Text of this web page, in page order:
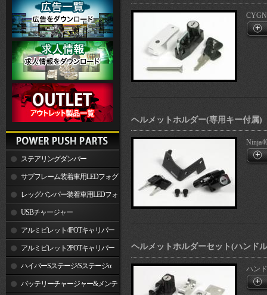
ステアリングダンパー
サブフレーム装着車用LEDフォグ
ランプレッグバンパー装着車用LEDフォ
グランプUSBチャージャー
アルミビレット4POTキャリパー
関連製品アルミビレット2POTキャリパー
関連製品ハイパーSステージ/Sステージα
バッテリーチャージャー&メンテ
ヘルメットホルダー(専用キー付属)
ヘルメットホルダーセット(ハンド
ハン